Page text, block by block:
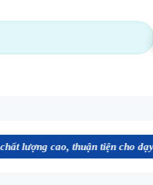
tiện cho dạy và học